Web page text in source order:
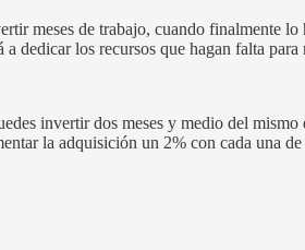
meses de trabajo, cuando finalmente
dedicar los recursos que hagan falta
invertir dos meses y medio del
la adquisición un 2% con cada una de